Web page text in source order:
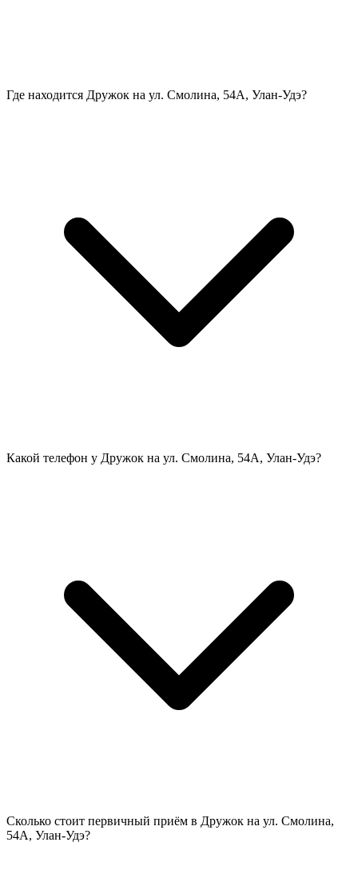
Где находится Дружок на ул. Смолина, 54А, Улан-Удэ?
Какой телефон у Дружок на ул. Смолина, 54А, Улан-Удэ?
Сколько стоит первичный приём в Дружок на ул. Смолина,
54А, Улан-Удэ?